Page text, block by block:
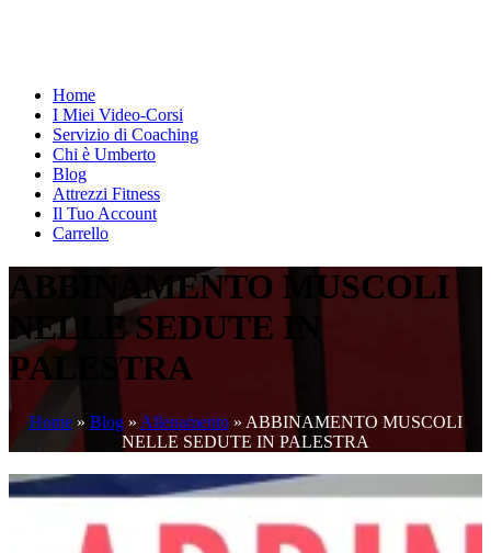
Home
I Miei Video-Corsi
Servizio di Coaching
Chi è Umberto
Blog
Attrezzi Fitness
Il Tuo Account
Carrello
ABBINAMENTO MUSCOLI
NELLE SEDUTE IN
PALESTRA
Home» Blog» Allenamento» ABBINAMENTO MUSCOLI
NELLE SEDUTE IN PALESTRA